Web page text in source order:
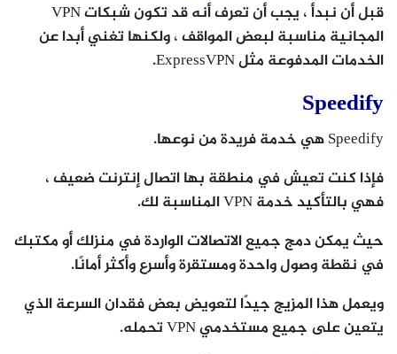
قبل أن نبدأ ، يجب أن تعرف أنه قد تكون شبكات VPN
المجانية مناسبة لبعض المواقف ، ولكنها تغني أبدا عن
الخدمات المدفوعة مثل ExpressVPN.
Speedify
Speedify هي خدمة فريدة من نوعها.
فإذا كنت تعيش في منطقة بها اتصال إنترنت ضعيف ،
فهي بالتأكيد خدمة VPN المناسبة لك.
حيث يمكن دمج جميع الاتصالات الواردة في منزلك أو مكتبك
في نقطة وصول واحدة ومستقرة وأسرع وأكثر أمانًا.
ويعمل هذا المزيج جيدًا لتعويض بعض فقدان السرعة الذي
يتعين على جميع مستخدمي VPN تحمله.